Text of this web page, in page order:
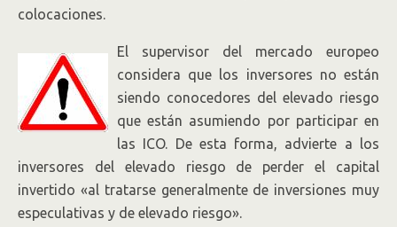
Por L. Salces.
colocaciones.
El supervisor del mercado europeo
considera que los inversores no están
siendo conocedores del elevado riesgo
que están asumiendo por participar en
las ICO. De esta forma, advierte a los
inversores del elevado riesgo de perder el capital
invertido «al tratarse generalmente de inversiones muy
especulativas y de elevado riesgo».